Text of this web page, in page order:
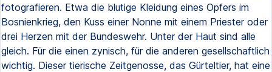
fotografieren. Etwa die blutige Kleidung eines Opfers im
Bosnienkrieg, den Kuss einer Nonne mit einem Priester oder
drei Herzen mit der Bundeswehr. Unter der Haut sind alle
gleich. Für die einen zynisch, für die anderen gesellschaftlich
wichtig. Dieser tierische Zeitgenosse, das Gürteltier, hat eine